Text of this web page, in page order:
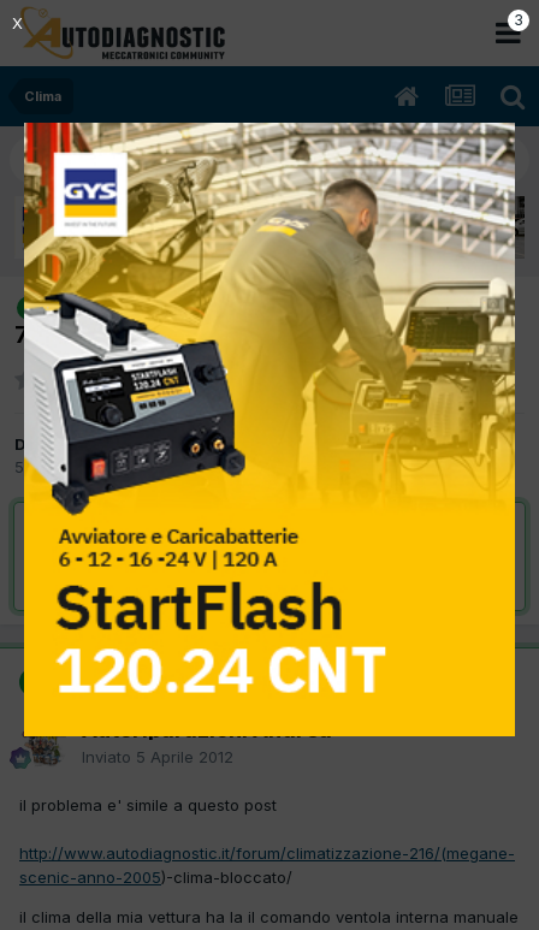
Clima
risolto
[megane 2 06/2006 1461cc k9k p7
78Kw Diesel] compressore non attacca
Da Autoriparazioni Andrea
5 Aprile 2012 inClima
VAI ALLA SOLUZIONE
Risolta da Autoriparazioni Andrea,
SOLUZIONE
Inviato 5 Aprile 2012
il problema e' simile a questo post
http://www.autodiagnostic.it/forum/climatizzazione-216/(megane-
scenic-anno-2005)-clima-bloccato/
il clima della mia vettura ha la il comando ventola interna manuale
2
X